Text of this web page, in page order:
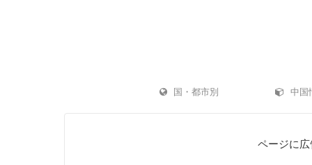
国・都市別 中国
ページに